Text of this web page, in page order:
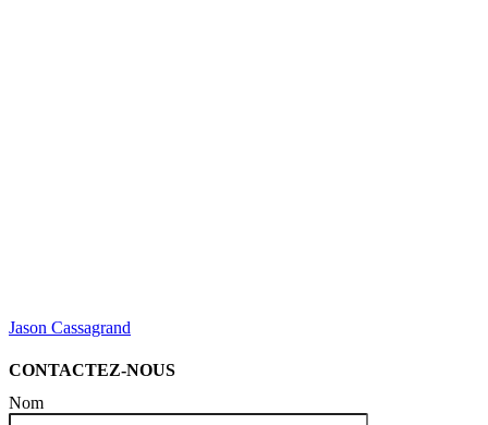
Jason Cassagrand
CONTACTEZ-NOUS
Nom